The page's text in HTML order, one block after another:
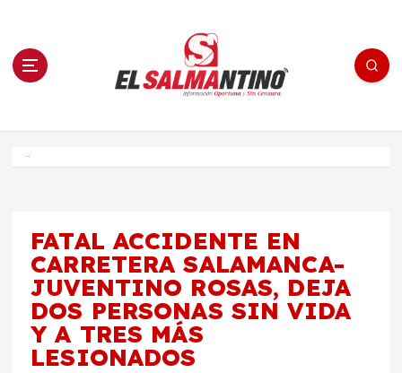
n El Salmantino - medios/noticias/editorial
FATAL ACCIDENTE EN
CARRETERA SALAMANCA-
JUVENTINO ROSAS, DEJA
DOS PERSONAS SIN VIDA
Y A TRES MÁS
LESIONADOS